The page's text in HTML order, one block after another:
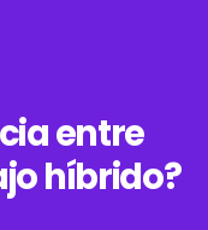
entre
híbrido?